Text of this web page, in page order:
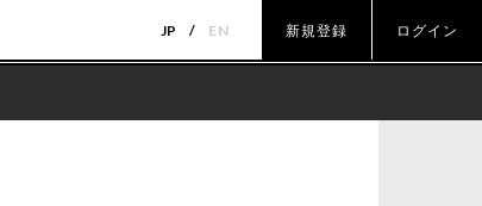
JP EN 新規登録 ログイン